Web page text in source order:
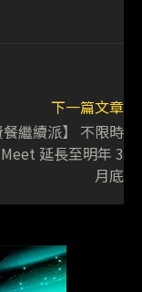
下一篇文章
餐繼續派】 不限時
延長至明年 3
月底